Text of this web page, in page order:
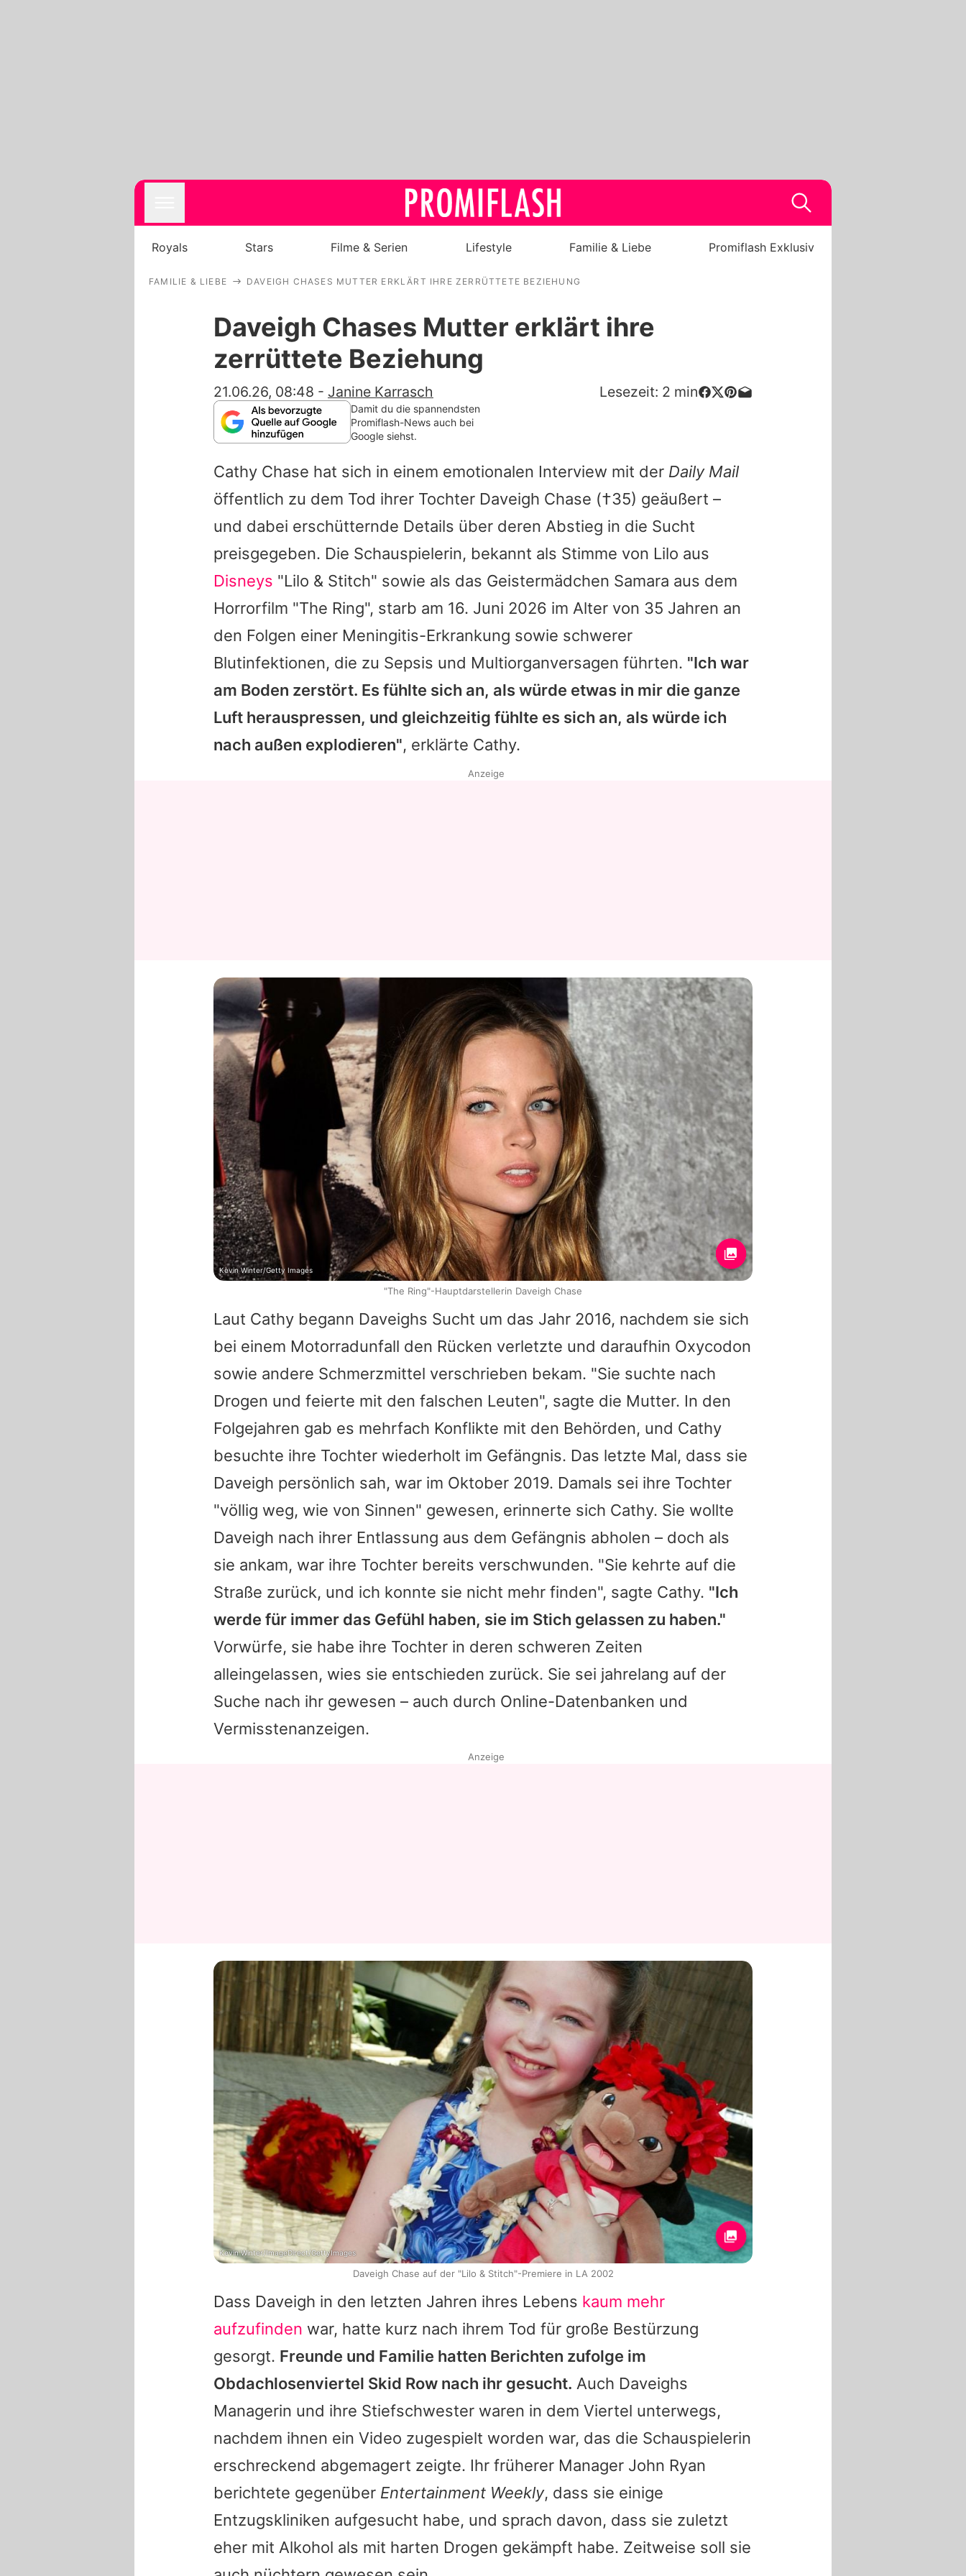
Royals
Stars
Lifestyle
Familie & Liebe
App runterladen
Team
Redaktionelle Richtlinien
Impressum
Datenschutzerklärung
Nutzungsbedingungen
Utiq verwalten
Royals Stars Filme & Serien Lifestyle Familie & Liebe Promiflash Exklusiv
FAMILIE & LIEBE DAVEIGH CHASES MUTTER ERKLÄRT IHRE ZERRÜTTETE BEZIEHUNG
Daveigh Chases Mutter erklärt ihre
zerrüttete Beziehung
21.06.26, 08:48 - Janine Karrasch Lesezeit: 2 min
Damit du die spannendsten
Promiflash-News auch bei
Google siehst.
Cathy Chase hat sich in einem emotionalen Interview mit der Daily Mail
öffentlich zu dem Tod ihrer Tochter Daveigh Chase (†35) geäußert –
und dabei erschütternde Details über deren Abstieg in die Sucht
preisgegeben. Die Schauspielerin, bekannt als Stimme von Lilo aus
Disneys "Lilo & Stitch" sowie als das Geistermädchen Samara aus dem
Horrorfilm "The Ring", starb am 16. Juni 2026 im Alter von 35 Jahren an
den Folgen einer Meningitis-Erkrankung sowie schwerer
Blutinfektionen, die zu Sepsis und Multiorganversagen führten. "Ich war
am Boden zerstört. Es fühlte sich an, als würde etwas in mir die ganze
Luft herauspressen, und gleichzeitig fühlte es sich an, als würde ich
nach außen explodieren", erklärte Cathy.
Laut Cathy begann Daveighs Sucht um das Jahr 2016, nachdem sie sich
bei einem Motorradunfall den Rücken verletzte und daraufhin Oxycodon
sowie andere Schmerzmittel verschrieben bekam. "Sie suchte nach
Drogen und feierte mit den falschen Leuten", sagte die Mutter. In den
Folgejahren gab es mehrfach Konflikte mit den Behörden, und Cathy
besuchte ihre Tochter wiederholt im Gefängnis. Das letzte Mal, dass sie
Daveigh persönlich sah, war im Oktober 2019. Damals sei ihre Tochter
"völlig weg, wie von Sinnen" gewesen, erinnerte sich Cathy. Sie wollte
Daveigh nach ihrer Entlassung aus dem Gefängnis abholen – doch als
sie ankam, war ihre Tochter bereits verschwunden. "Sie kehrte auf die
Straße zurück, und ich konnte sie nicht mehr finden", sagte Cathy. "Ich
werde für immer das Gefühl haben, sie im Stich gelassen zu haben."
Vorwürfe, sie habe ihre Tochter in deren schweren Zeiten
alleingelassen, wies sie entschieden zurück. Sie sei jahrelang auf der
Suche nach ihr gewesen – auch durch Online-Datenbanken und
Vermisstenanzeigen.
Dass Daveigh in den letzten Jahren ihres Lebens kaum mehr
aufzufinden war, hatte kurz nach ihrem Tod für große Bestürzung
gesorgt. Freunde und Familie hatten Berichten zufolge im
Obdachlosenviertel Skid Row nach ihr gesucht. Auch Daveighs
Managerin und ihre Stiefschwester waren in dem Viertel unterwegs,
nachdem ihnen ein Video zugespielt worden war, das die Schauspielerin
erschreckend abgemagert zeigte. Ihr früherer Manager John Ryan
berichtete gegenüber Entertainment Weekly, dass sie einige
Entzugskliniken aufgesucht habe, und sprach davon, dass sie zuletzt
eher mit Alkohol als mit harten Drogen gekämpft habe. Zeitweise soll sie
Anzeige
Kevin Winter/Getty Images
"The Ring"-Hauptdarstellerin Daveigh Chase
Anzeige
Kevin Winter/ImageDirect/GettyImages
Daveigh Chase auf der "Lilo & Stitch"-Premiere in LA 2002